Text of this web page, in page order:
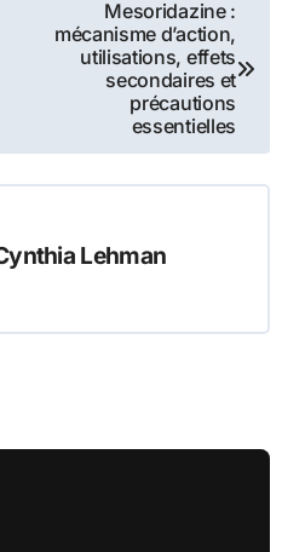
Mesoridazine :
mécanisme d’action,
utilisations, effets
secondaires et
précautions
essentielles
Lehman